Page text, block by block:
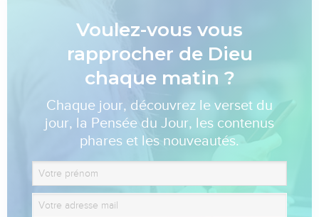
Voulez-vous vous
rapprocher de Dieu
chaque matin ?
Chaque jour, découvrez le verset du
jour, la Pensée du Jour, les contenus
phares et les nouveautés.